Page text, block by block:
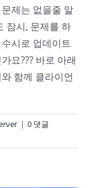
제는 없을줄 알
잠시, 문제를 하
시로 업데이트
요??? 바로 아래
함께 클라이언
| 0 댓글